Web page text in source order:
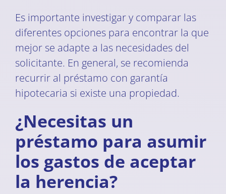
Es importante investigar y comparar las
diferentes opciones para encontrar la que
mejor se adapte a las necesidades del
solicitante. En general, se recomienda
recurrir al préstamo con garantía
hipotecaria si existe una propiedad.
¿Necesitas un
préstamo para asumir
los gastos de aceptar
la herencia?